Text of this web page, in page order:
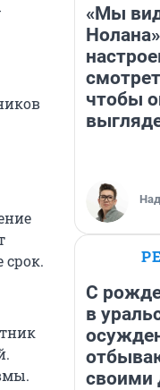
срок.
«Мы
чтобы
С
в
своими